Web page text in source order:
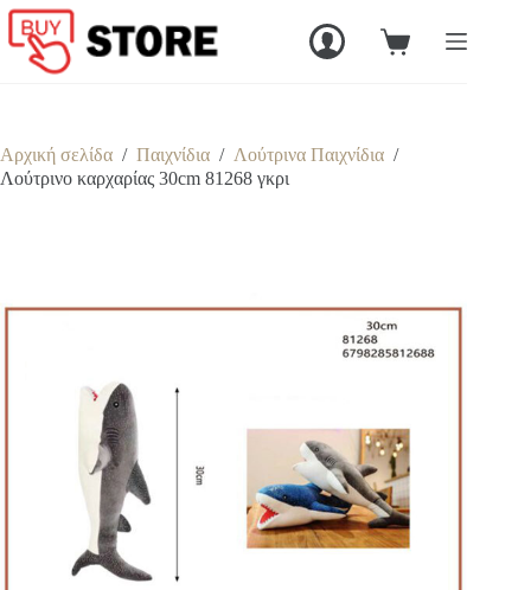
Μετάβαση
στο
περιεχόμενο
Καλάθι
Αρχική σελίδα / Παιχνίδια / Λούτρινα Παιχνίδια /
Λούτρινο καρχαρίας 30cm 81268 γκρι